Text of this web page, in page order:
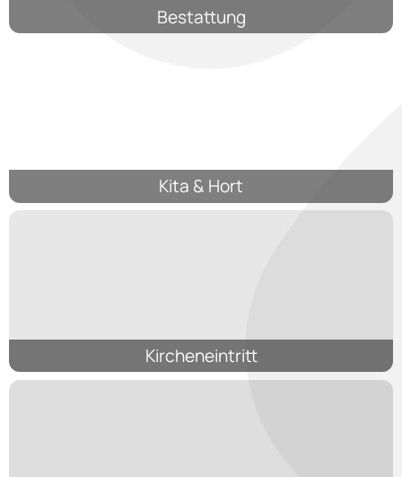
Bestattung
Kita & Hort
Kircheneintritt